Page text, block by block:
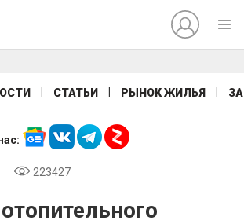
СТАТЬИ РЫНОК ЖИЛЬЯ
223427